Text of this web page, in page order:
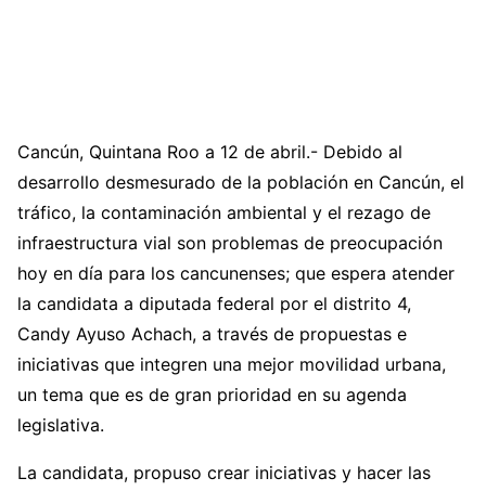
Cancún, Quintana Roo a 12 de abril.- Debido al
desarrollo desmesurado de la población en Cancún, el
tráfico, la contaminación ambiental y el rezago de
infraestructura vial son problemas de preocupación
hoy en día para los cancunenses; que espera atender
la candidata a diputada federal por el distrito 4,
Candy Ayuso Achach, a través de propuestas e
iniciativas que integren una mejor movilidad urbana,
un tema que es de gran prioridad en su agenda
legislativa.
La candidata, propuso crear iniciativas y hacer las